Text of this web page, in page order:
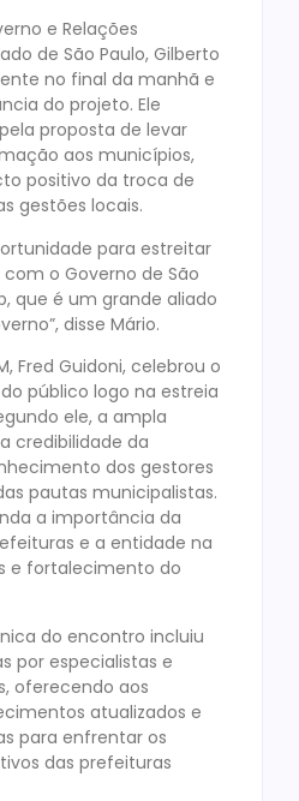
e Relações
de São Paulo, Gilberto
no final da manhã e
do projeto. Ele
proposta de levar
aos municípios,
positivo da troca de
gestões locais.
para estreitar
o Governo de São
que é um grande aliado
disse Mário.
Fred Guidoni, celebrou o
público logo na estreia
ele, a ampla
credibilidade da
dos gestores
pautas municipalistas.
a importância da
e a entidade na
e fortalecimento do
do encontro incluiu
por especialistas e
oferecendo aos
atualizados e
para enfrentar os
das prefeituras